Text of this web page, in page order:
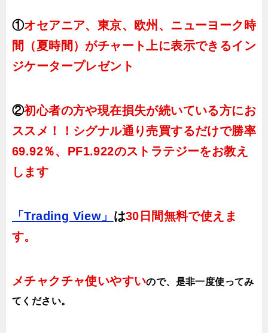
①オセアニア、東京、欧州、ニューヨーク時
間（夏時間）がチャート上に表示できるイン
ジケータープレゼント
②初心者の方や現在損失が続いている方にお
ススメ！！シグナル通り売買するだけで勝率
69.92％、PF1.922のストラテジーをお教え
します
「Trading View」 は30日間無料で使えま
す。
メチャクチャ使いやすいので、 是非一度使ってみ
てください。